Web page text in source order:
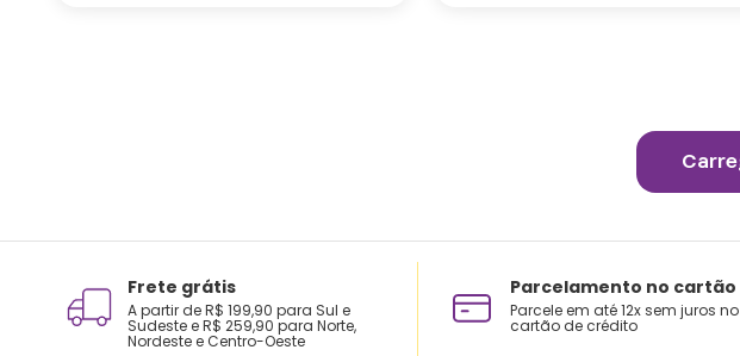
Frete grátis
A partir de R$ 199,90 para Sul e
Sudeste e R$ 259,90 para Norte,
Nordeste e Centro-Oeste
Parcelamento no cartão
Parcele em até 12x sem juros no
cartão de crédito